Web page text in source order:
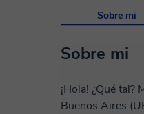
Sobre mi
Sobre mi
¡Hola! ¿Qué tal? Mi nombre es Emilia y soy Profesora en Letras. Me recibí en la Universidad de
Buenos Aires